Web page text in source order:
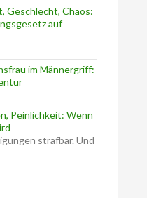
Geschlecht, Chaos:
auf
im Männergriff:
Peinlichkeit: Wenn
strafbar. Und